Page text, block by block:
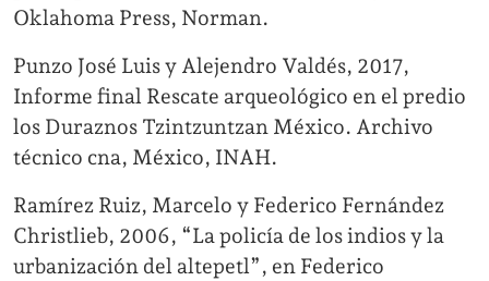
Oklahoma Press, Norman.
Punzo José Luis y Alejendro Valdés, 2017,
Informe final Rescate arqueológico en el predio
los Duraznos Tzintzuntzan México. Archivo
técnico cna, México, INAH.
Ramírez Ruiz, Marcelo y Federico Fernández
Christlieb, 2006, “La policía de los indios y la
urbanización del altepetl”, en Federico